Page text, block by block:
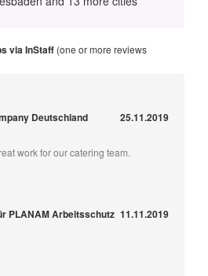
via InStaff (one or more reviews
Deutschland
25.11.2019
work for our catering team.
PLANAM Arbeitsschutz 11.11.2019